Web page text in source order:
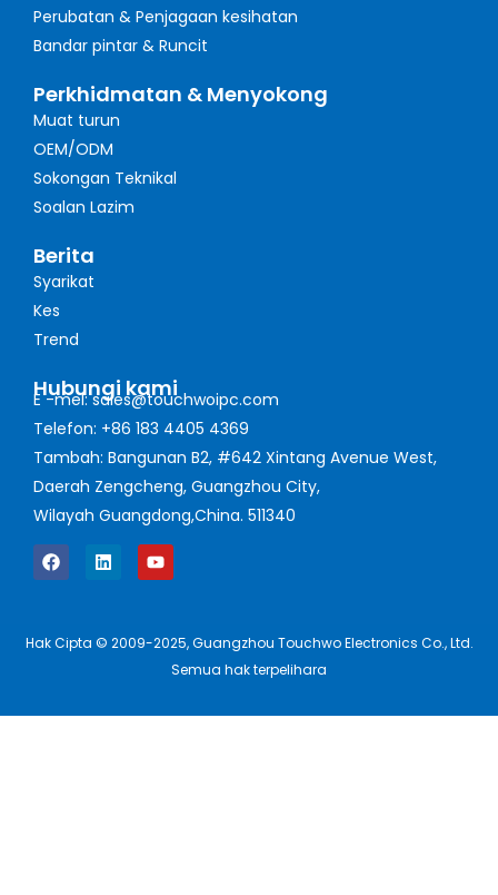
Perubatan & Penjagaan kesihatan
Bandar pintar & Runcit
Perkhidmatan & Menyokong
Muat turun
OEM/ODM
Sokongan Teknikal
Soalan Lazim
Berita
Syarikat
Kes
Trend
Hubungi kami
E -mel: sales@touchwoipc.com
Telefon: +86 183 4405 4369
Tambah: Bangunan B2, #642 Xintang Avenue West,
Daerah Zengcheng, Guangzhou City,
Wilayah Guangdong,China. 511340
Hak Cipta © 2009-2025, Guangzhou Touchwo Electronics Co., Ltd.
Semua hak terpelihara